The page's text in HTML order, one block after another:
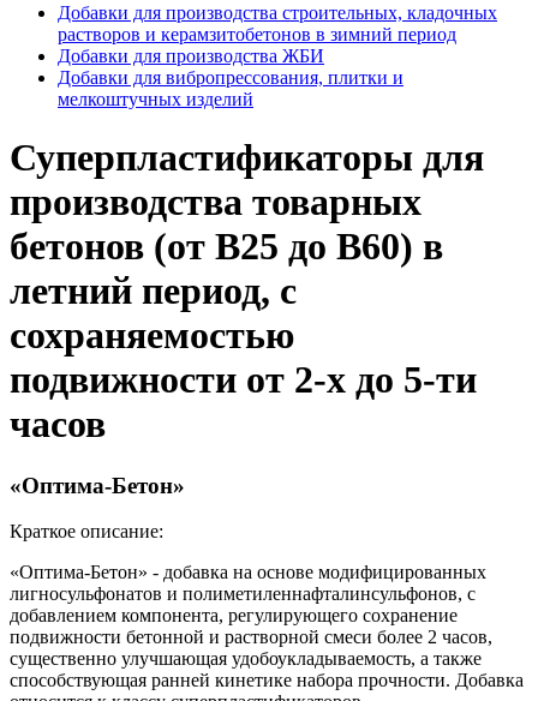
Добавки для производства строительных, кладочных
растворов и керамзитобетонов в зимний период
Добавки для производства ЖБИ
Добавки для вибропрессования, плитки и
мелкоштучных изделий
Суперпластификаторы для
производства товарных
бетонов (от В25 до В60) в
летний период, с
сохраняемостью
подвижности от 2-х до 5-ти
часов
«Оптима-Бетон»
Краткое описание:
«Оптима-Бетон» - добавка на основе модифицированных
лигносульфонатов и полиметиленнафталинсульфонов, с
добавлением компонента, регулирующего сохранение
подвижности бетонной и растворной смеси более 2 часов,
существенно улучшающая удобоукладываемость, а также
способствующая ранней кинетике набора прочности. Добавка